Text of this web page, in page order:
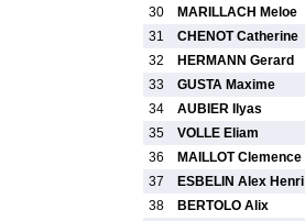
30
MARILLACH Meloe
31
CHENOT Catherine
32
HERMANN Gerard
33
GUSTA Maxime
34
AUBIER Ilyas
35
VOLLE Eliam
36
MAILLOT Clemence
37
ESBELIN Alex Henri
38
BERTOLO Alix